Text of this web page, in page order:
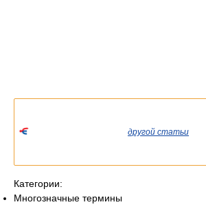
другой статьи
Категории:
Многозначные термины